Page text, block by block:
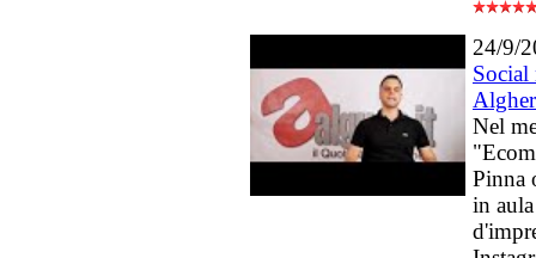
24/9/
Social
Nel
Pinna
in